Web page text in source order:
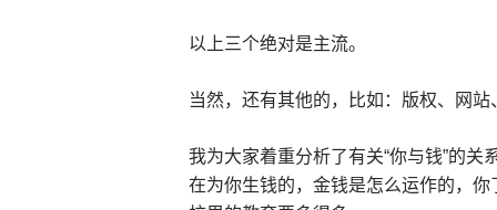
以上三个绝对是主流。
当然，还有其他的，比如：版权、网
我为大家着重分析了有关“你与钱”的关
在为你生钱的，金钱是怎么运作的，